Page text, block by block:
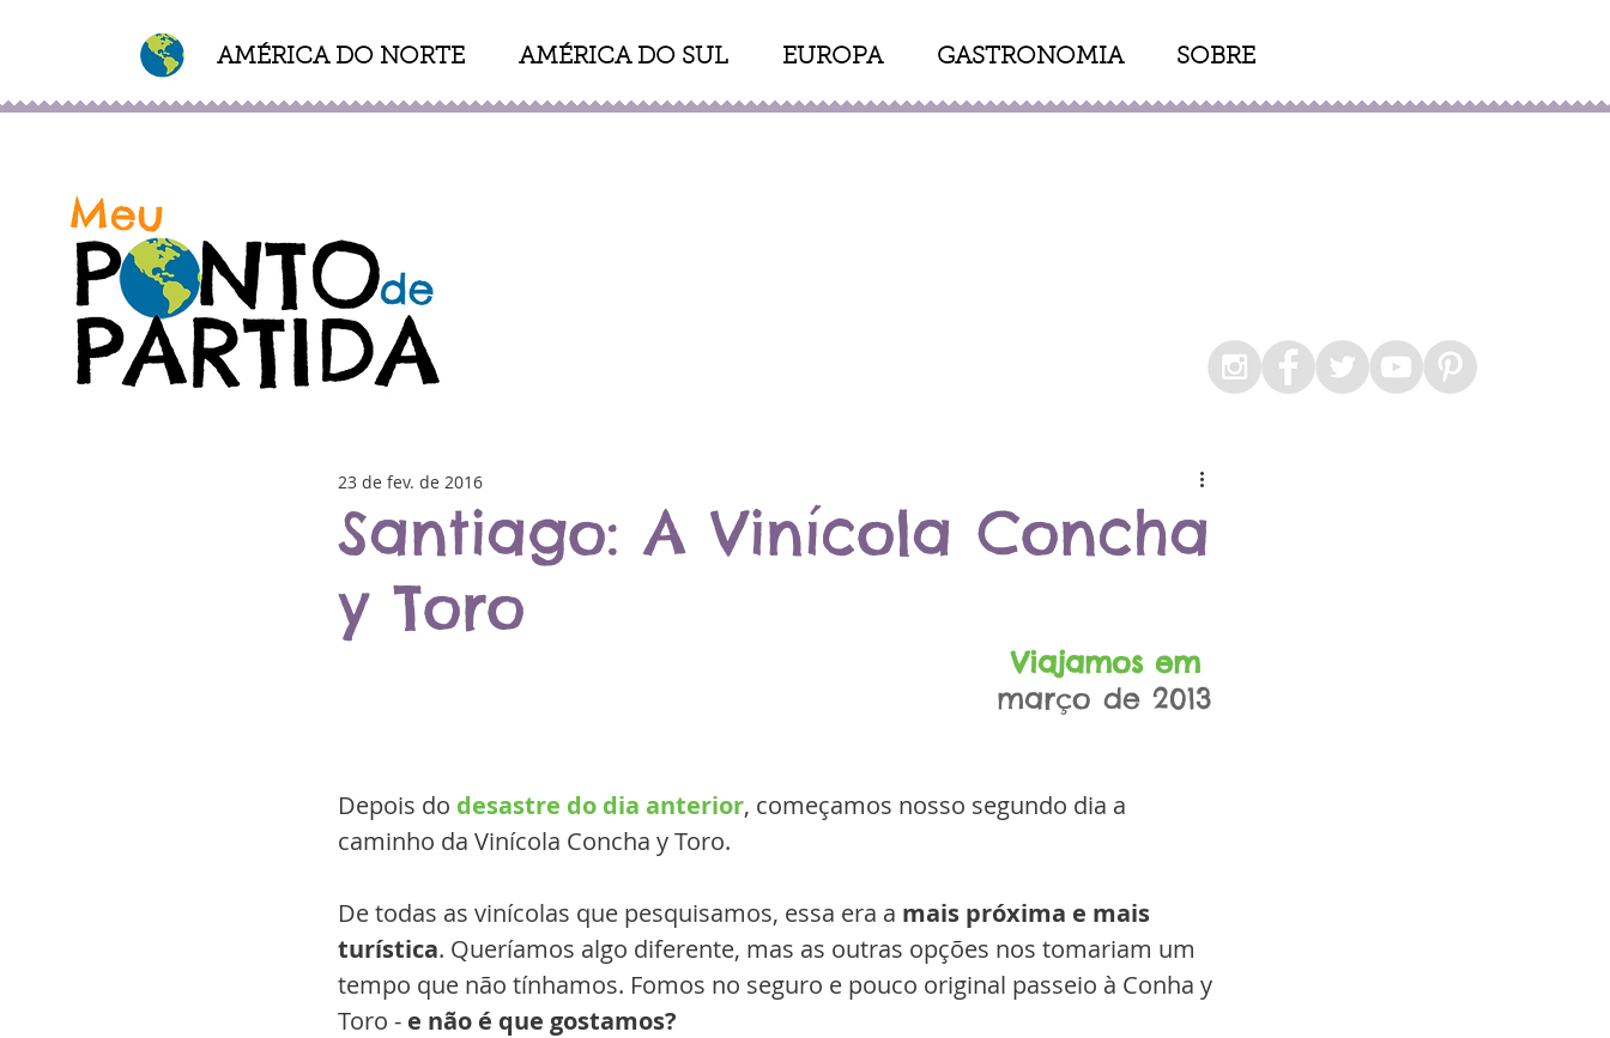
AMÉRICA DO NORTE AMÉRICA DO SUL EUROPA GASTRONOMIA SOBRE
Partida Blog Roteiros e Dicas de Viagem
Santiago: A Vinícola Concha
y Toro
23 de fev. de 2016
Viajamos em
março de 2013
Depois do desastre do dia anterior, começamos nosso segundo dia a
caminho da Vinícola Concha y Toro.
De todas as vinícolas que pesquisamos, essa era a mais próxima e mais
turística. Queríamos algo diferente, mas as outras opções nos tomariam um
tempo que não tínhamos. Fomos no seguro e pouco original passeio à Conha y
Toro - e não é que gostamos?